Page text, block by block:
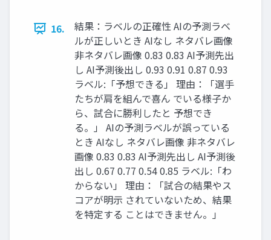
16.
結果：ラベルの正確性 AIの予測ラベ
ルが正しいとき AIなし ネタバレ画像
非ネタバレ画像 0.83 0.83 AI予測先出
し AI予測後出し 0.93 0.91 0.87 0.93
ラベル:「予想できる」 理由：「選手
たちが肩を組んで喜ん でいる様子か
ら、試合に勝利したと 予想でき
る。」 AIの予測ラベルが誤っている
とき AIなし ネタバレ画像 非ネタバレ
画像 0.83 0.83 AI予測先出し AI予測後
出し 0.67 0.77 0.54 0.85 ラベル:「わ
からない」 理由：「試合の結果やス
コアが明示 されていないため、結果
を特定する ことはできません。」